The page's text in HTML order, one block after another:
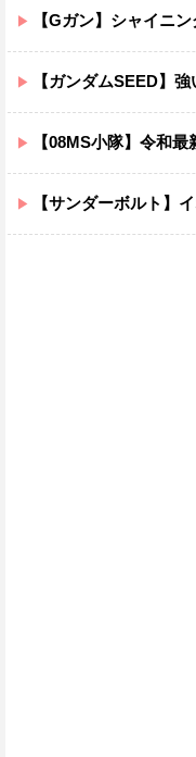
【Gガン】シャイニングガンダム
【ガンダムSEED】強い方のオ
【08MS小隊】令和最新ケルゲ
【サンダーボルト】イオ「常にスピー